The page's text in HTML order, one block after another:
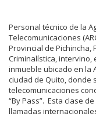
Personal técnico de la
Telecomunicaciones
Provincial de Pichincha,
Criminalística, intervino,
inmueble ubicado en la
ciudad de Quito, donde
telecomunicaciones
“By Pass”. Esta clase
llamadas